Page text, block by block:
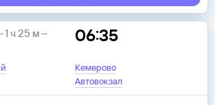
06:35
Кемерово
Автовокзал
1 ч 25 м